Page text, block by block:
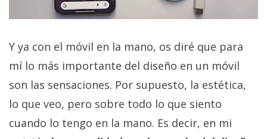
Y ya con el móvil en la mano, os diré que para
mí lo más importante del diseño en un móvil
son las sensaciones. Por supuesto, la estética,
lo que veo, pero sobre todo lo que siento
cuando lo tengo en la mano. Es decir, en mi